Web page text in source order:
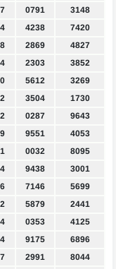
0791
3148
4238
7420
2869
4827
2303
3852
5612
3269
3504
1730
0287
9643
9551
4053
0032
8095
9438
3001
7146
5699
5879
2441
0353
4125
9175
6896
2991
8044